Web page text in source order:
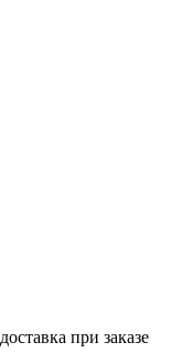
при заказе